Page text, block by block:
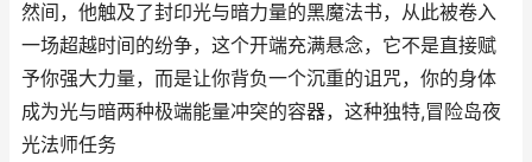
然间，他触及了封印光与暗力量的黑魔法书，从此被卷入
一场超越时间的纷争，这个开端充满悬念，它不是直接赋
予你强大力量，而是让你背负一个沉重的诅咒，你的身体
成为光与暗两种极端能量冲突的容器，这种独特,冒险岛夜
光法师任务